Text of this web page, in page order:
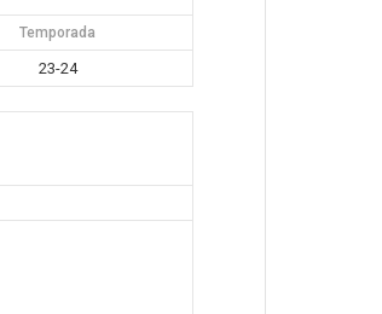
Temporada
23-24